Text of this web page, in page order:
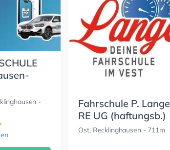
-
Fahrschule P. Lange
RE UG (haftungsb.)
Ost, Recklinghausen - 711m